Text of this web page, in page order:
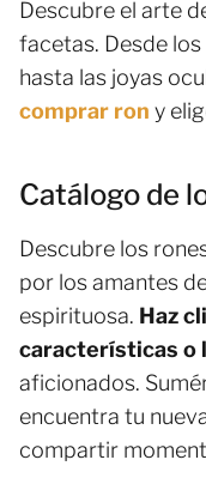
Descubre el arte
facetas. Desde
hasta las joyas
comprar ron y
Catálogo de
Descubre los
por los amantes
espirituosa. Haz
características o
aficionados.
encuentra tu
compartir